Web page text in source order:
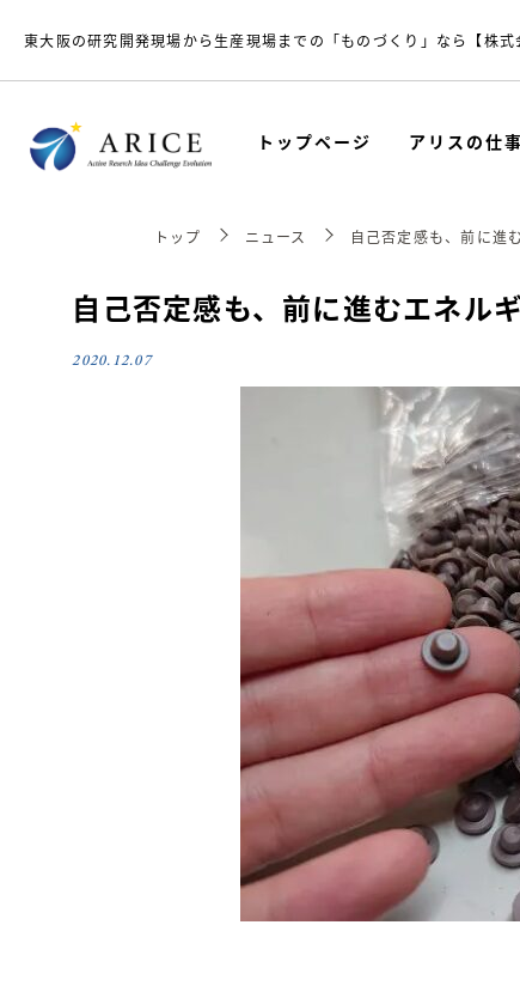
東大阪の研究開発現場から生産現場までの「ものづくり」なら【株
トップページ アリスの仕
トップ ニュース 自己否定感も、前に進
自己否定感も、前に進むエネル
2020.12.07